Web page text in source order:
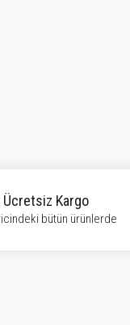
Ücretsiz Kargo
bütün ürünlerde